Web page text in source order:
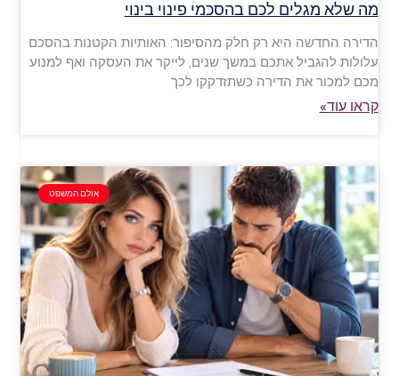
מה שלא מגלים לכם בהסכמי פינוי בינוי
הדירה החדשה היא רק חלק מהסיפור: האותיות הקטנות בהסכם
עלולות להגביל אתכם במשך שנים, לייקר את העסקה ואף למנוע
מכם למכור את הדירה כשתזדקקו לכך
קראו עוד»
אולם המשפט